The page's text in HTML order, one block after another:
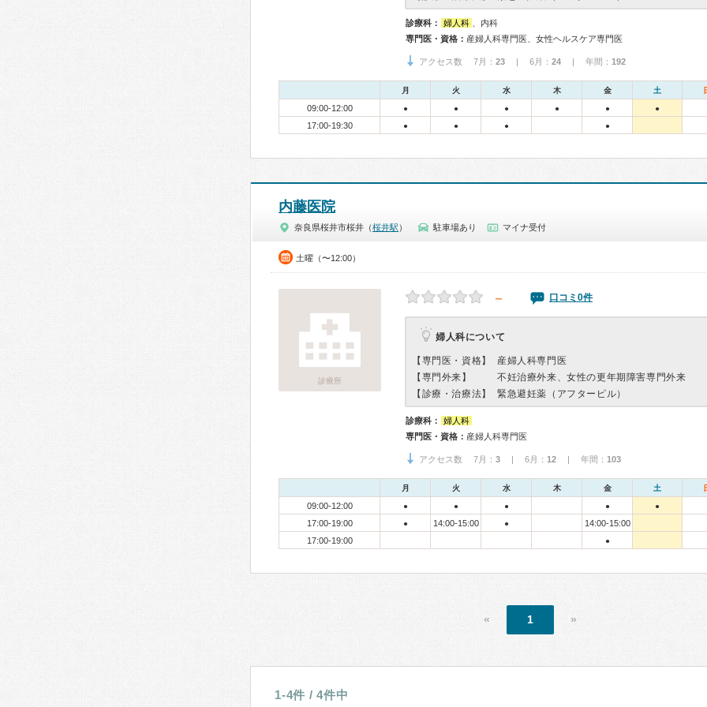
診療科： 婦人科
、内科
専門医・資格： 産婦人科専門医、女性ヘルスケア専門医
アクセス数 7月： 23 | 6月： 24 | 年間： 192
月 火 水 木 金 土
09:00-12:00 ● ● ● ● ● ●
17:00-19:30 ● ● ● ●
内藤医院
奈良県桜井市桜井（桜井駅 ） 駐車場あり マイナ受付
土曜（〜12:00）
診療所
－ 口コミ0件
婦人科について
【専門医・資格】
産婦人科専門医
【専門外来】
不妊治療外来、女性の更年期障害専門外来
【診療・治療法】
緊急避妊薬（アフターピル）
診療科：
婦人科
専門医・資格： 産婦人科専門医
アクセス数 7月： 3 | 6月： 12 | 年間： 103
月 火 水 木 金 土
09:00-12:00 ● ● ● ● ●
17:00-19:00 ● 14:00-15:00 ●
14:00-15:00
17:00-19:00
●
« 1 »
1-4件 / 4件中